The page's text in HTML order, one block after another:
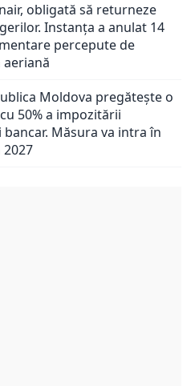
obligată să returneze
Instanța a anulat 14
percepute de
Moldova pregătește o
50% a impozitării
Măsura va intra în